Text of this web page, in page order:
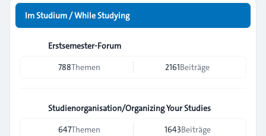
Im Studium / While Studying
Erstsemester-Forum
788Themen 2161Beiträge
Studienorganisation/Organizing Your Studies
647Themen 1643Beiträge